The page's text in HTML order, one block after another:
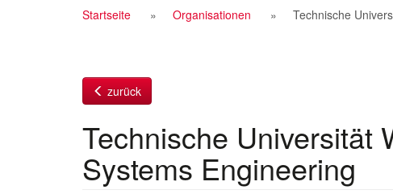
Breadcrumb
Startseite Organisationen Technische
zurück
Technische Universität
Systems Engineering